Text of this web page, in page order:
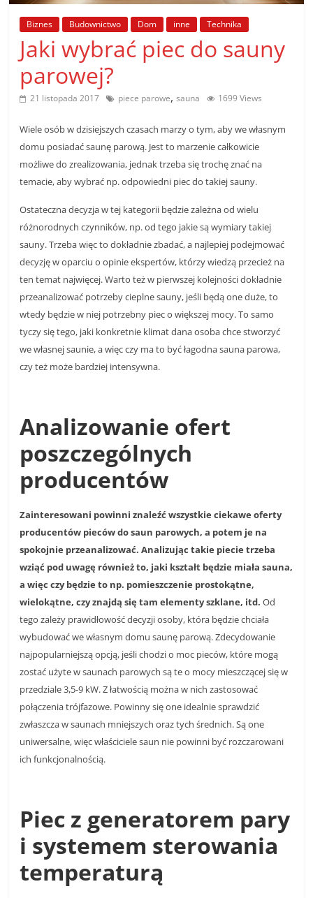
poradniki.
Porady
praktyczne
porady
wskazówki
poradniki
na
temat
Biznes Budownictwo Dom inne Technika
Jaki wybrać piec do sauny
parowej?
21 listopada 2017 piece parowe,sauna 1699 Views
Wiele osób w dzisiejszych czasach marzy o tym, aby we własnym
domu posiadać saunę parową. Jest to marzenie całkowicie
możliwe do zrealizowania, jednak trzeba się trochę znać na
temacie, aby wybrać np. odpowiedni piec do takiej sauny.
Ostateczna decyzja w tej kategorii będzie zależna od wielu
różnorodnych czynników, np. od tego jakie są wymiary takiej
sauny. Trzeba więc to dokładnie zbadać, a najlepiej podejmować
decyzję w oparciu o opinie ekspertów, którzy wiedzą przecież na
ten temat najwięcej. Warto też w pierwszej kolejności dokładnie
przeanalizować potrzeby cieplne sauny, jeśli będą one duże, to
wtedy będzie w niej potrzebny piec o większej mocy. To samo
tyczy się tego, jaki konkretnie klimat dana osoba chce stworzyć
we własnej saunie, a więc czy ma to być łagodna sauna parowa,
czy też może bardziej intensywna.
Analizowanie ofert
poszczególnych
producentów
Zainteresowani powinni znaleźć wszystkie ciekawe oferty
producentów pieców do saun parowych, a potem je na
spokojnie przeanalizować. Analizując takie piecie trzeba
wziąć pod uwagę również to, jaki kształt będzie miała sauna,
a więc czy będzie to np. pomieszczenie prostokątne,
wielokątne, czy znajdą się tam elementy szklane, itd. Od
tego zależy prawidłowość decyzji osoby, która będzie chciała
wybudować we własnym domu saunę parową. Zdecydowanie
najpopularniejszą opcją, jeśli chodzi o moc pieców, które mogą
zostać użyte w saunach parowych są te o mocy mieszczącej się w
przedziale 3,5-9 kW. Z łatwością można w nich zastosować
połączenia trójfazowe. Powinny się one idealnie sprawdzić
zwłaszcza w saunach mniejszych oraz tych średnich. Są one
uniwersalne, więc właściciele saun nie powinni być rozczarowani
ich funkcjonalnością.
Piec z generatorem pary
i systemem sterowania
temperaturą